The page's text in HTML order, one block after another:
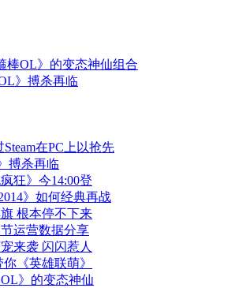
棒OL》的变态神仙组合
》搏杀再临
在PC上以抢先
搏杀再临
狂》今14:00登
》如何经典再战
根本停不下来
运营数据分享
来袭 闪闪惹人
《英雄联萌》
》的变态神仙